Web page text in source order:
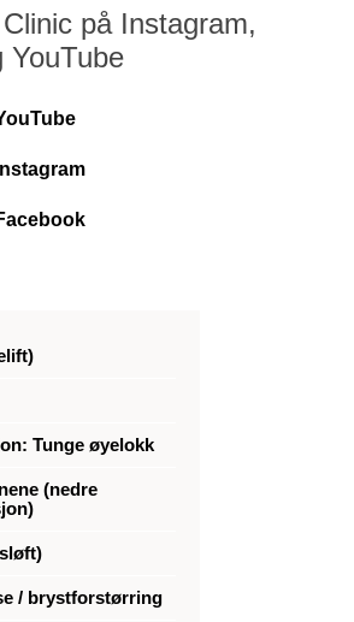
på Instagram,
YouTube
Tunge øyelokk
(nedre
/ brystforstørring